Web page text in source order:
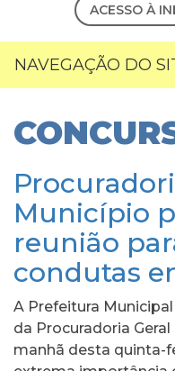
ACESSO À
NAVEGAÇÃO DO
Município
reunião
condutas
A Prefeitura
da Procuradoria
manhã desta quinta-